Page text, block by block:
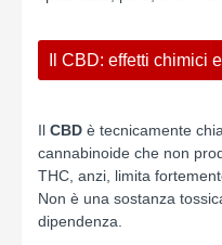
Il CBD: effetti chimici
Il CBD è tecnicamente
cannabinoide che non
THC, anzi, limita
Non è una sostanza
dipendenza.